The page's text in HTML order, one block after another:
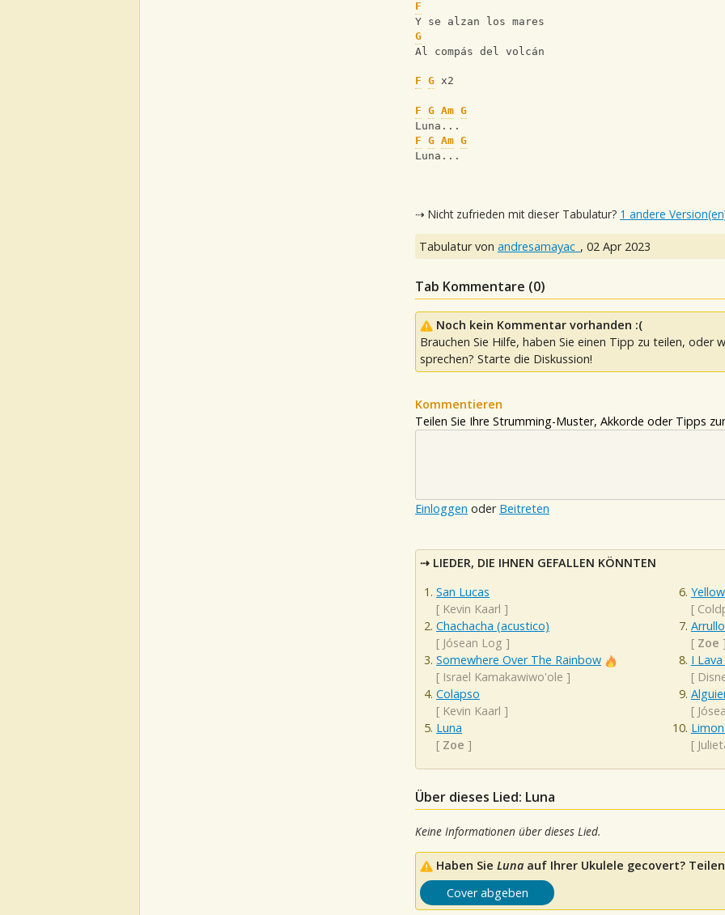
F
Y se alzan los mares
G
Al compás del volcán
F G x2
F G Am G
Luna...
F G Am G
Luna...
⇢ Nicht zufrieden mit dieser Tabulatur? 1 andere
Tabulatur von andresamayac_ , 02 Apr 2023
Tab Kommentare (0)
Noch kein Kommentar vorhanden :(
Brauchen Sie Hilfe, haben Sie einen Tipp zu teilen, oder
sprechen? Starte die Diskussion!
Kommentieren
Teilen Sie Ihre Strumming-Muster, Akkorde oder Tipps
Einloggen oder Beitreten
LIEDER, DIE IHNEN GEFALLEN KÖNNTEN
San Lucas
[ Kevin Kaarl ]
Chachacha (acustico)
[ Jósean Log ]
Somewhere Over The Rainbow
[ Israel Kamakawiwo'ole ]
Colapso
[ Kevin Kaarl ]
Luna
[ Zoe ]
Yellow
[
[ Zoe ]
I
[
[
[
Über dieses Lied: Luna
Keine Informationen über dieses Lied.
Haben Sie Luna auf Ihrer Ukulele gecovert?
Cover abgeben